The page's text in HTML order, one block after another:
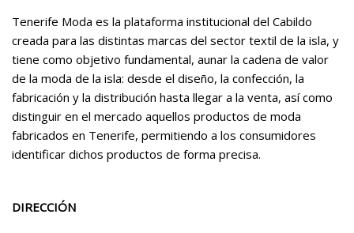
Tenerife Moda es la plataforma institucional del Cabildo
creada para las distintas marcas del sector textil de la isla, y
tiene como objetivo fundamental, aunar la cadena de valor
de la moda de la isla: desde el diseño, la confección, la
fabricación y la distribución hasta llegar a la venta, así como
distinguir en el mercado aquellos productos de moda
fabricados en Tenerife, permitiendo a los consumidores
identificar dichos productos de forma precisa.
DIRECCIÓN